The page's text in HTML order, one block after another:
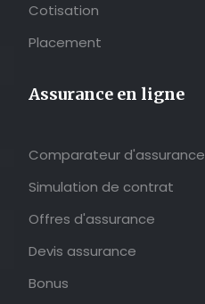
Cotisation
Placement
Assurance en ligne
Comparateur d'assurance
Simulation de contrat
Offres d'assurance
Devis assurance
Bonus